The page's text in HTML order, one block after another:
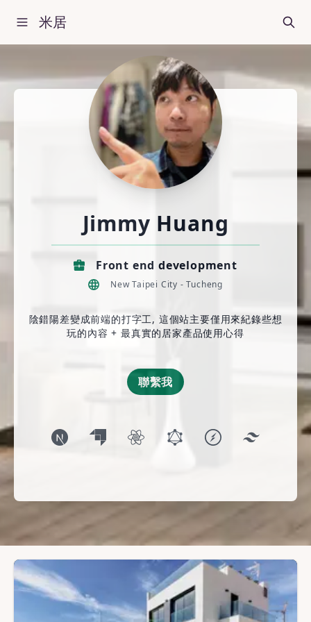
米居
Jimmy Huang
Front end development
New Taipei City - Tucheng
陰錯陽差變成前端的打字工, 這個站主要僅用來紀錄些想
玩的內容 + 最真實的居家產品使用心得
聯繫我